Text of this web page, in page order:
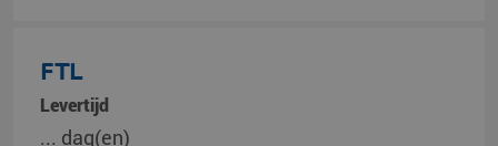
FTL
Levertijd
... dag(en)